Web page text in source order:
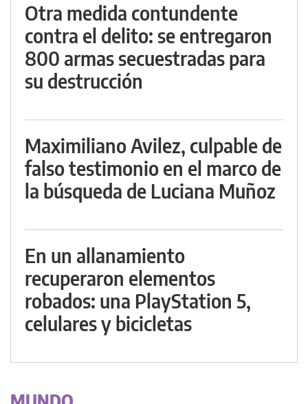
Otra medida contundente
contra el delito: se entregaron
800 armas secuestradas para
su destrucción
Maximiliano Avilez, culpable de
falso testimonio en el marco de
la búsqueda de Luciana Muñoz
En un allanamiento
recuperaron elementos
robados: una PlayStation 5,
celulares y bicicletas